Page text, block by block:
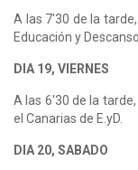
A las 7'30 de la
Educación y
DIA 19, VIERNES
A las 6'30 de la
el Canarias de E.yD.
DIA 20, SABADO